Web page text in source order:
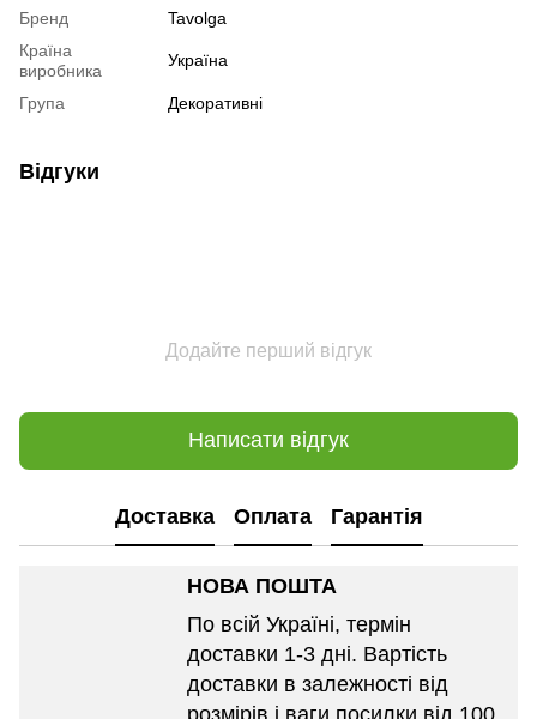
Бренд
Tavolga
Країна
виробника
Україна
Група Декоративні
Відгуки
Додайте перший відгук
Написати відгук
Доставка Оплата Гарантія
НОВА ПОШТА
По всій Україні, термін
доставки 1-3 дні. Вартість
доставки в залежності від
розмірів і ваги посилки від 100